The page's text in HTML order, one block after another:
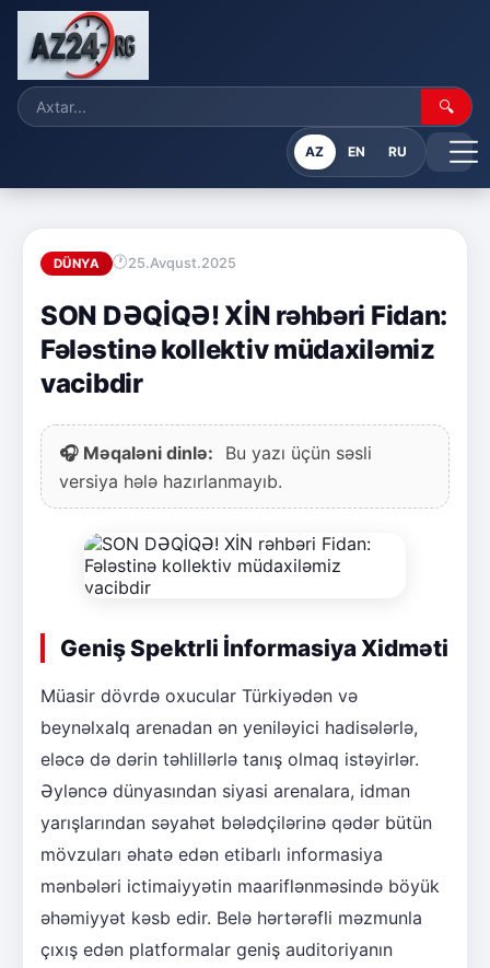
🔍
AZ EN RU
DÜNYA 25.Avqust.2025
SON DƏQİQƏ! XİN rəhbəri Fidan:
Fələstinə kollektiv müdaxiləmiz
vacibdir
🎧 Məqaləni dinlə:
Bu yazı üçün səsli
versiya hələ hazırlanmayıb.
Geniş Spektrli İnformasiya Xidməti
Müasir dövrdə oxucular Türkiyədən və
beynəlxalq arenadan ən yeniləyici hadisələrlə,
eləcə də dərin təhlillərlə tanış olmaq istəyirlər.
Əyləncə dünyasından siyasi arenalara, idman
yarışlarından səyahət bələdçilərinə qədər bütün
mövzuları əhatə edən etibarlı informasiya
mənbələri ictimaiyyətin maariflənməsində böyük
əhəmiyyət kəsb edir. Belə hərtərəfli məzmunla
çıxış edən platformalar geniş auditoriyanın